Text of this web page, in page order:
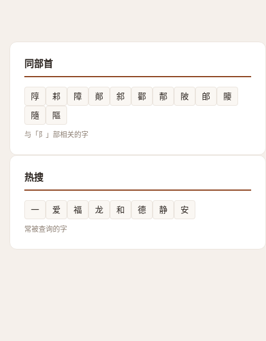
同部首
䧐 䣂 障 䣔 䣄 酄 郬 陂 郋
䧪
隨
䧢
与「阝」部相关的字
热搜
一 爱 福 龙 和 德 静 安
常被查询的字